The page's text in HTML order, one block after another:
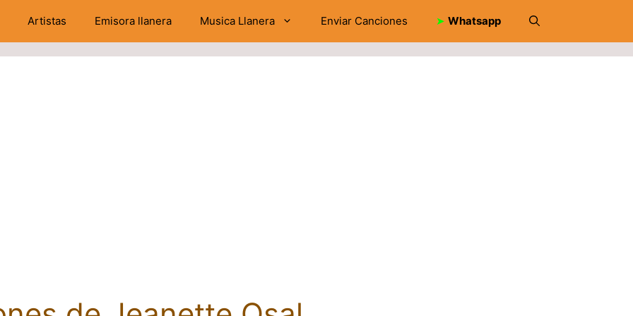
Artistas Emisora llanera Musica Llanera Enviar Canciones ➤ Whatsapp